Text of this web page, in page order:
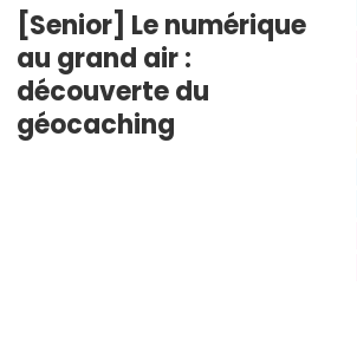
[Senior] Le numérique
au grand air :
découverte du
géocaching